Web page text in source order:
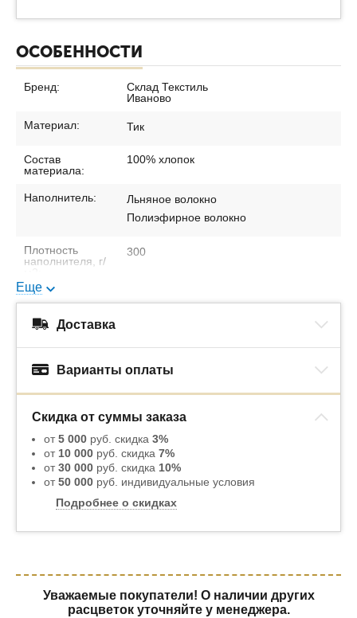
ОСОБЕННОСТИ
Бренд:
Склад Текстиль
Иваново
Материал: Тик
Состав
материала:
100% хлопок
Наполнитель:
Льняное волокно
Полиэфирное волокно
Плотность
наполнителя, г/
300
Сезонность: Всесезонное
Упаковка:
Еще
Доставка
Варианты оплаты
Скидка от суммы заказа
от5 000 руб. скидка 3%
от 10 000 руб. скидка 7%
от30 000 руб. скидка 10%
от50 000 руб. индивидуальные условия
Подробнее о скидках
Уважаемые покупатели! О наличии других
расцветок уточняйте у менеджера.